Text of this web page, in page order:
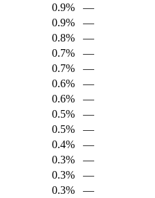
0.9%
—
0.9%
—
0.8%
—
0.7%
—
0.7%
—
0.6%
—
0.6%
—
0.5%
—
0.5%
—
0.4%
—
0.3%
—
0.3%
—
0.3%
—